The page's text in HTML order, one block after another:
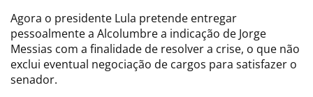
Agora o presidente Lula pretende entregar
pessoalmente a Alcolumbre a indicação de Jorge
Messias com a finalidade de resolver a crise, o que não
exclui eventual negociação de cargos para satisfazer o
senador.